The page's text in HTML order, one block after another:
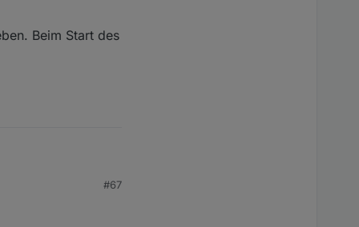
Beim Start des
Start des Skripts
#67